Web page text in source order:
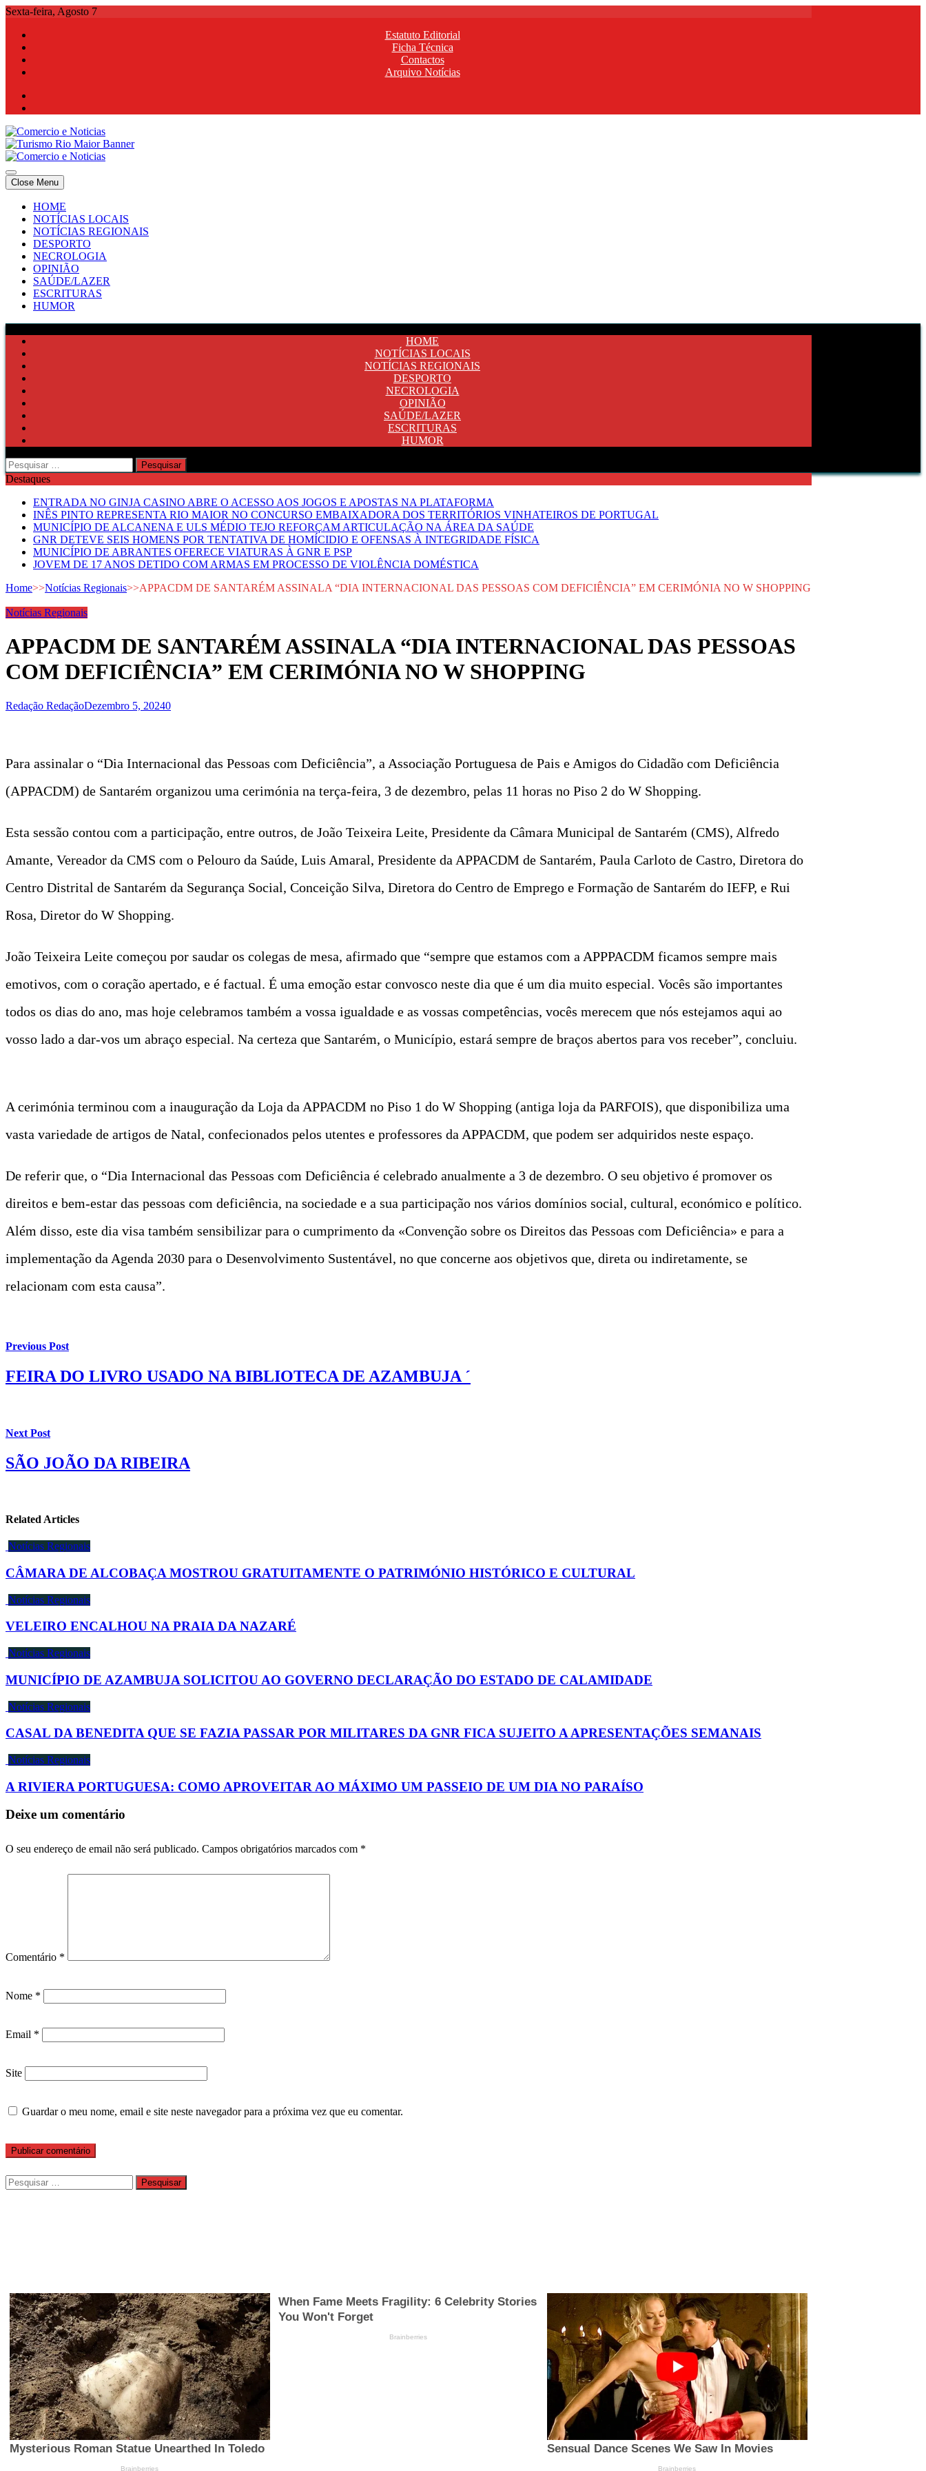
Skip
content
Sexta-feira, Agosto 7
Estatuto Editorial
Ficha Técnica
Contactos
Arquivo Notícias
Comercio e Noticias
Notícias e Publicidade Online
Comercio e Noticias
Notícias e Publicidade Online
Close Menu
HOME
NOTÍCIAS LOCAIS
NOTÍCIAS REGIONAIS
DESPORTO
NECROLOGIA
OPINIÃO
SAÚDE/LAZER
ESCRITURAS
HUMOR
HOME
NOTÍCIAS LOCAIS
NOTÍCIAS REGIONAIS
DESPORTO
NECROLOGIA
OPINIÃO
SAÚDE/LAZER
ESCRITURAS
HUMOR
Pesquisar
por:
Destaques
ENTRADA NO GINJA CASINO ABRE O ACESSO AOS JOGOS E APOSTAS NA PLATAFORMA
INÊS PINTO REPRESENTA RIO MAIOR NO CONCURSO EMBAIXADORA DOS TERRITÓRIOS VINHATEIROS DE PORTUGAL
MUNICÍPIO DE ALCANENA E ULS MÉDIO TEJO REFORÇAM ARTICULAÇÃO NA ÁREA DA SAÚDE
GNR DETEVE SEIS HOMENS POR TENTATIVA DE HOMÍCIDIO E OFENSAS À INTEGRIDADE FÍSICA
MUNICÍPIO DE ABRANTES OFERECE VIATURAS À GNR E PSP
JOVEM DE 17 ANOS DETIDO COM ARMAS EM PROCESSO DE VIOLÊNCIA DOMÉSTICA
Home>>Notícias Regionais>>APPACDM DE SANTARÉM ASSINALA “DIA INTERNACIONAL DAS PESSOAS COM DEFICIÊNCIA” EM CERIMÓNIA NO W SHOPPING
Notícias Regionais
APPACDM DE SANTARÉM ASSINALA “DIA INTERNACIONAL DAS PESSOAS
COM DEFICIÊNCIA” EM CERIMÓNIA NO W SHOPPING
Redação RedaçãoDezembro 5, 20240
Para assinalar o “Dia Internacional das Pessoas com Deficiência”, a Associação Portuguesa de Pais e Amigos do Cidadão com Deficiência
(APPACDM) de Santarém organizou uma cerimónia na terça-feira, 3 de dezembro, pelas 11 horas no Piso 2 do W Shopping.
Esta sessão contou com a participação, entre outros, de João Teixeira Leite, Presidente da Câmara Municipal de Santarém (CMS), Alfredo
Amante, Vereador da CMS com o Pelouro da Saúde, Luis Amaral, Presidente da APPACDM de Santarém, Paula Carloto de Castro, Diretora do
Centro Distrital de Santarém da Segurança Social, Conceição Silva, Diretora do Centro de Emprego e Formação de Santarém do IEFP, e Rui
Rosa, Diretor do W Shopping.
João Teixeira Leite começou por saudar os colegas de mesa, afirmado que “sempre que estamos com a APPPACDM ficamos sempre mais
emotivos, com o coração apertado, e é factual. É uma emoção estar convosco neste dia que é um dia muito especial. Vocês são importantes
todos os dias do ano, mas hoje celebramos também a vossa igualdade e as vossas competências, vocês merecem que nós estejamos aqui ao
vosso lado a dar-vos um abraço especial. Na certeza que Santarém, o Município, estará sempre de braços abertos para vos receber”, concluiu.
A cerimónia terminou com a inauguração da Loja da APPACDM no Piso 1 do W Shopping (antiga loja da PARFOIS), que disponibiliza uma
vasta variedade de artigos de Natal, confecionados pelos utentes e professores da APPACDM, que podem ser adquiridos neste espaço.
De referir que, o “Dia Internacional das Pessoas com Deficiência é celebrado anualmente a 3 de dezembro. O seu objetivo é promover os
direitos e bem-estar das pessoas com deficiência, na sociedade e a sua participação nos vários domínios social, cultural, económico e político.
Além disso, este dia visa também sensibilizar para o cumprimento da «Convenção sobre os Direitos das Pessoas com Deficiência» e para a
implementação da Agenda 2030 para o Desenvolvimento Sustentável, no que concerne aos objetivos que, direta ou indiretamente, se
relacionam com esta causa”.
Previous Post
FEIRA DO LIVRO USADO NA BIBLIOTECA DE AZAMBUJA ´
Next Post
SÃO JOÃO DA RIBEIRA
Related Articles
Notícias Regionais
CÂMARA DE ALCOBAÇA MOSTROU GRATUITAMENTE O PATRIMÓNIO HISTÓRICO E CULTURAL
Notícias Regionais
VELEIRO ENCALHOU NA PRAIA DA NAZARÉ
Notícias Regionais
MUNICÍPIO DE AZAMBUJA SOLICITOU AO GOVERNO DECLARAÇÃO DO ESTADO DE CALAMIDADE
Notícias Regionais
CASAL DA BENEDITA QUE SE FAZIA PASSAR POR MILITARES DA GNR FICA SUJEITO A APRESENTAÇÕES SEMANAIS
Notícias Regionais
A RIVIERA PORTUGUESA: COMO APROVEITAR AO MÁXIMO UM PASSEIO DE UM DIA NO PARAÍSO
Deixe um comentário
O seu endereço de email não será publicado. Campos obrigatórios marcados com *
Comentário *
Nome *
Email *
Site
Guardar o meu nome, email e site neste navegador para a próxima vez que eu comentar.
Pesquisar
por: